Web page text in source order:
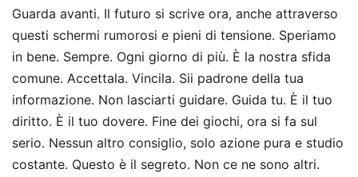
Guarda avanti. Il futuro si scrive ora, anche attraverso
questi schermi rumorosi e pieni di tensione. Speriamo
in bene. Sempre. Ogni giorno di più. È la nostra sfida
comune. Accettala. Vincila. Sii padrone della tua
informazione. Non lasciarti guidare. Guida tu. È il tuo
diritto. È il tuo dovere. Fine dei giochi, ora si fa sul
serio. Nessun altro consiglio, solo azione pura e studio
costante. Questo è il segreto. Non ce ne sono altri.